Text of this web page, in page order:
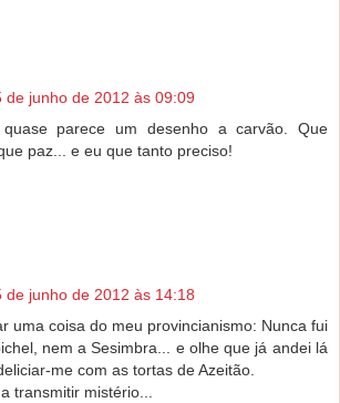
de junho de 2012 às 09:09
parece um desenho a carvão. Que
paz... e eu que tanto preciso!
de junho de 2012 às 14:18
uma coisa do meu provincianismo: Nunca fui
nem a Sesimbra... e olhe que já andei lá
me com as tortas de Azeitão.
transmitir mistério...